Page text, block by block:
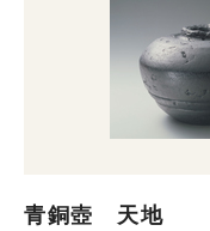
青銅壺 天地